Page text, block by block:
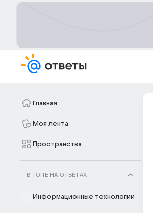
Главная
Моя лента
Пространства
В ТОПЕ НА ОТВЕТАХ
Информационные технологии